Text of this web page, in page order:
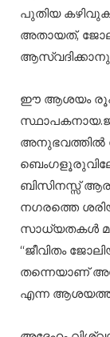
പുതിയ
അതായത്,
ഈ ആശയം
അനുഭവത്തിൽ
ബിസിനസ്സ്
നഗരത്തെ
സാധ്യതകൾ
“ജീവിതം
തന്നെയാണ്
എന്ന